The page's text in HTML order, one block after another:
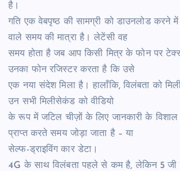
है।
गति एक वेबपृष्ठ की सामग्री को डाउनलोड
वाले समय की मात्रा है। लेटेंसी वह
समय होता है जब आप किसी मित्र के फोन पर
उनका फोन रजिस्टर करता है कि उसे
एक नया संदेश मिला है। हालाँकि, विलंबता को
उन सभी मिलीसेकंड को वीडियो
के रूप में जटिल चीज़ों के लिए जानकारी के
प्राप्त करते समय जोड़ा जाता है – या
सेल्फ-ड्राइविंग कार डेटा।
4G के साथ विलंबता पहले से कम है, लेकिन 5